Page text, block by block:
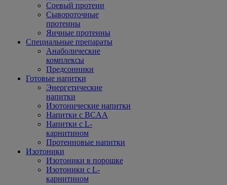
Соевый протеин
Сывороточные
протеины
Яичные протеины
Специальные препараты
Анаболические
комплексы
Предсонники
Готовые напитки
Энергетические
напитки
Изотонические напитки
Напитки с BCAA
Напитки с L-
карнитином
Протеиновые напитки
Изотоники
Изотоники в порошке
Изотоники с L-
карнитином